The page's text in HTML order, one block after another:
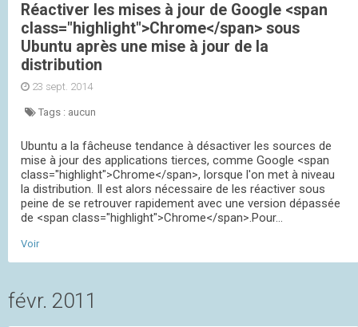
Réactiver les mises à jour de Google <span
class="highlight">Chrome</span> sous
Ubuntu après une mise à jour de la
distribution
23 sept. 2014
Tags : aucun
Ubuntu a la fâcheuse tendance à désactiver les sources de
mise à jour des applications tierces, comme Google <span
class="highlight">Chrome</span>, lorsque l'on met à niveau
la distribution. Il est alors nécessaire de les réactiver sous
peine de se retrouver rapidement avec une version dépassée
de <span class="highlight">Chrome</span>.Pour...
Voir
févr. 2011